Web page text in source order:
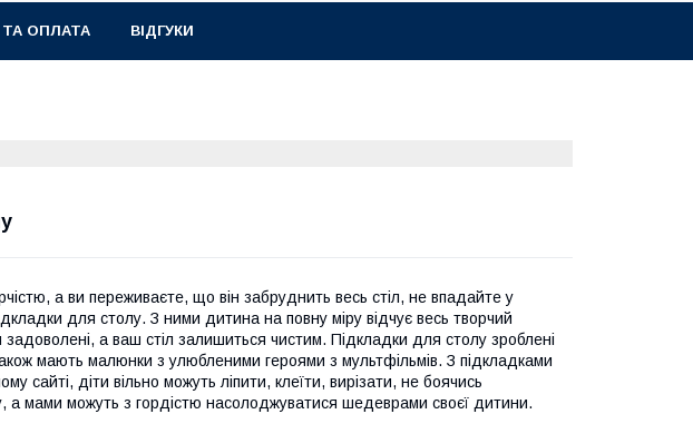
ОПЛАТА ВІДГУКИ
а ви переживаєте, що він забруднить весь стіл, не впадайте у
для столу. З ними дитина на повну міру відчує весь творчий
а ваш стіл залишиться чистим. Підкладки для столу зроблені
мають малюнки з улюбленими героями з мультфільмів. З підкладками
сайті, діти вільно можуть ліпити, клеїти, вирізати, не боячись
мами можуть з гордістю насолоджуватися шедеврами своєї дитини.